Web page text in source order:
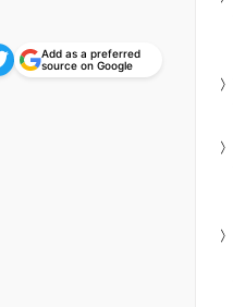
Add as a preferred
source on Google